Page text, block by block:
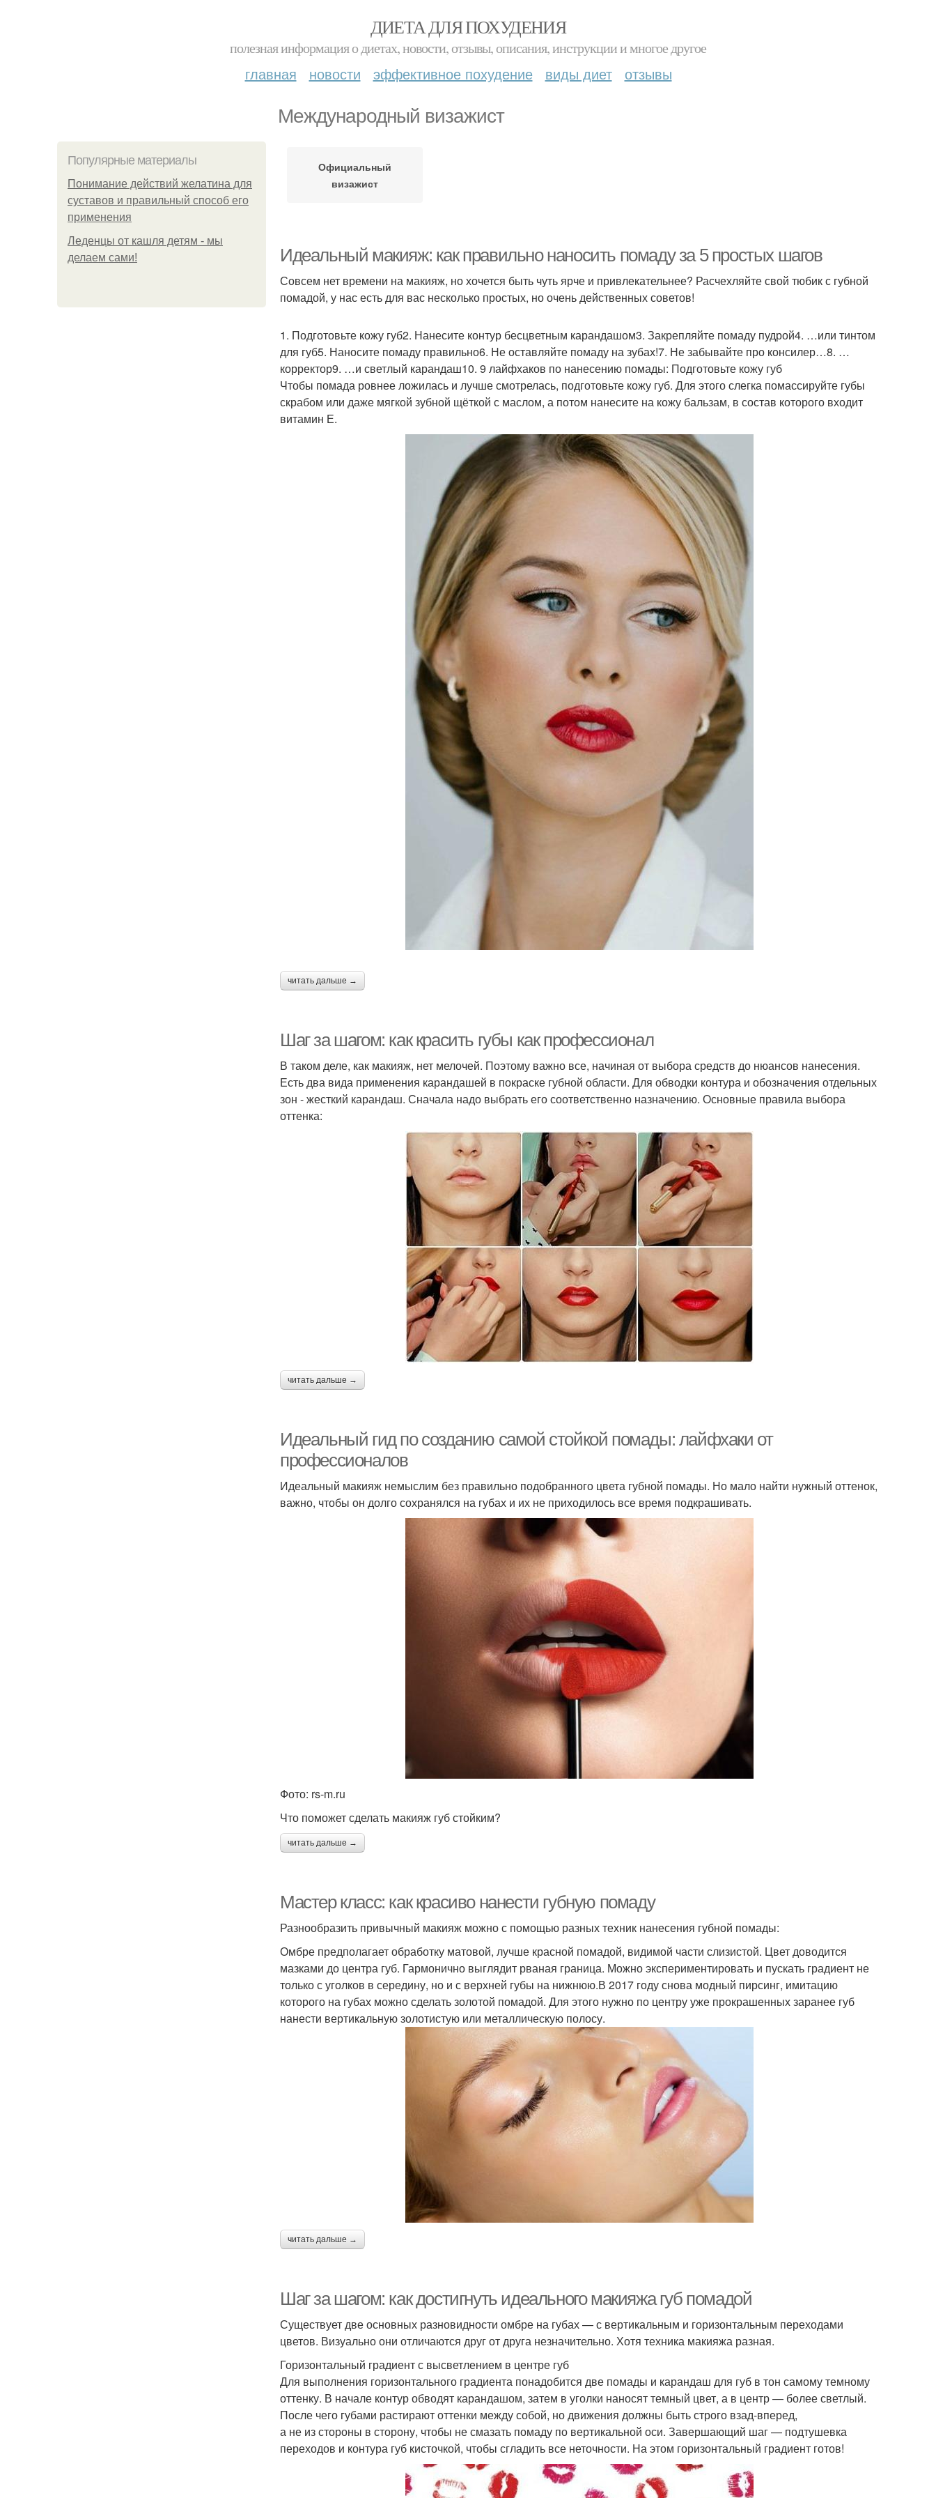
ДИЕТА ДЛЯ ПОХУДЕНИЯ
полезная информация о диетах, новости, отзывы, описания, инструкции и многое другое
главная новости эффективное похудение виды диет отзывы
Международный визажист
Популярные материалы
Понимание действий желатина для
суставов и правильный способ его
применения
Леденцы от кашля детям - мы
делаем сами!
Официальный
визажист
Идеальный макияж: как правильно наносить помаду за 5 простых шагов
Совсем нет времени на макияж, но хочется быть чуть ярче и привлекательнее? Расчехляйте свой тюбик с губной
помадой, у нас есть для вас несколько простых, но очень действенных советов!
1. Подготовьте кожу губ2. Нанесите контур бесцветным карандашом3. Закрепляйте помаду пудрой4. …или тинтом
для губ5. Наносите помаду правильно6. Не оставляйте помаду на зубах!7. Не забывайте про консилер…8. …
корректор9. …и светлый карандаш10. 9 лайфхаков по нанесению помады: Подготовьте кожу губ
Чтобы помада ровнее ложилась и лучше смотрелась, подготовьте кожу губ. Для этого слегка помассируйте губы
скрабом или даже мягкой зубной щёткой с маслом, а потом нанесите на кожу бальзам, в состав которого входит
витамин Е.
читать дальше →
Шаг за шагом: как красить губы как профессионал
В таком деле, как макияж, нет мелочей. Поэтому важно все, начиная от выбора средств до нюансов нанесения.
Есть два вида применения карандашей в покраске губной области. Для обводки контура и обозначения отдельных
зон - жесткий карандаш. Сначала надо выбрать его соответственно назначению. Основные правила выбора
оттенка:
читать дальше →
Идеальный гид по созданию самой стойкой помады: лайфхаки от
профессионалов
Идеальный макияж немыслим без правильно подобранного цвета губной помады. Но мало найти нужный оттенок,
важно, чтобы он долго сохранялся на губах и их не приходилось все время подкрашивать.
Фото: rs-m.ru
Что поможет сделать макияж губ стойким?
читать дальше →
Мастер класс: как красиво нанести губную помаду
Разнообразить привычный макияж можно с помощью разных техник нанесения губной помады:
Омбре предполагает обработку матовой, лучше красной помадой, видимой части слизистой. Цвет доводится
мазками до центра губ. Гармонично выглядит рваная граница. Можно экспериментировать и пускать градиент не
только с уголков в середину, но и с верхней губы на нижнюю.В 2017 году снова модный пирсинг, имитацию
которого на губах можно сделать золотой помадой. Для этого нужно по центру уже прокрашенных заранее губ
нанести вертикальную золотистую или металлическую полосу.
читать дальше →
Шаг за шагом: как достигнуть идеального макияжа губ помадой
Существует две основных разновидности омбре на губах — с вертикальным и горизонтальным переходами
цветов. Визуально они отличаются друг от друга незначительно. Хотя техника макияжа разная.
Горизонтальный градиент с высветлением в центре губ
Для выполнения горизонтального градиента понадобится две помады и карандаш для губ в тон самому темному
оттенку. В начале контур обводят карандашом, затем в уголки наносят темный цвет, а в центр — более светлый.
После чего губами растирают оттенки между собой, но движения должны быть строго взад-вперед,
а не из стороны в сторону, чтобы не смазать помаду по вертикальной оси. Завершающий шаг — подтушевка
переходов и контура губ кисточкой, чтобы сгладить все неточности. На этом горизонтальный градиент готов!